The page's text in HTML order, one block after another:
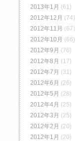
2013年1月 (61)
2012年12月 (74)
2012年11月 (67)
2012年10月 (66)
2012年9月 (76)
2012年8月 (17)
2012年7月 (31)
2012年6月 (26)
2012年5月 (28)
2012年4月 (25)
2012年3月 (25)
2012年2月 (20)
2012年1月 (20)